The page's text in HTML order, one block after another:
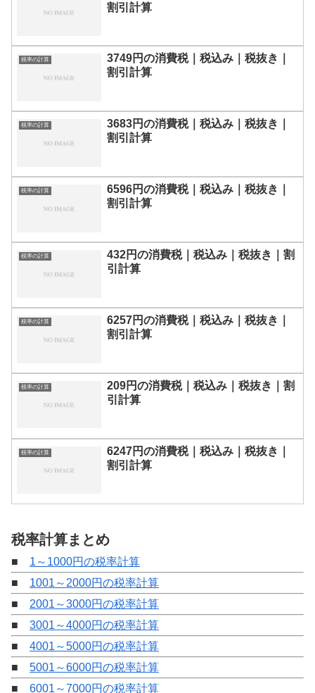
割引計算
税率の計算
3749円の消費税｜税込み｜税抜き｜
割引計算
税率の計算
3683円の消費税｜税込み｜税抜き｜
割引計算
税率の計算
6596円の消費税｜税込み｜税抜き｜
割引計算
税率の計算
432円の消費税｜税込み｜税抜き｜割
引計算
税率の計算
6257円の消費税｜税込み｜税抜き｜
割引計算
税率の計算
209円の消費税｜税込み｜税抜き｜割
引計算
税率の計算
6247円の消費税｜税込み｜税抜き｜
割引計算
税率計算まとめ
■ 1～1000円の税率計算
■ 1001～2000円の税率計算
■ 2001～3000円の税率計算
■ 3001～4000円の税率計算
■ 4001～5000円の税率計算
■ 5001～6000円の税率計算
■ 6001～7000円の税率計算